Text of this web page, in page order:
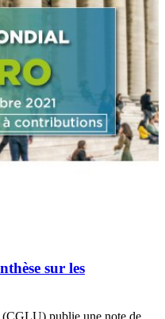
sur les
publie une note de